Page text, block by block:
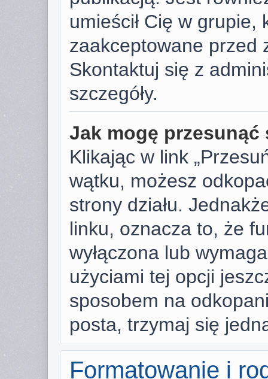
umieścił Cię w
zaakceptowane przed
Skontaktuj się z
szczegóły.
Jak mogę
Klikając w link
wątku, możesz
strony działu.
linku, oznacza to, że
wyłączona lub
użyciami tej opcji
sposobem na
posta, trzymaj się
Formatowanie i